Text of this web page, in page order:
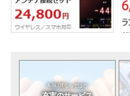
A-SLOTならではの